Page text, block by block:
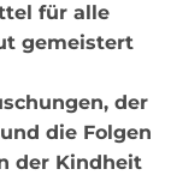
für alle
gemeistert
der
die Folgen
der Kindheit